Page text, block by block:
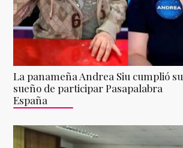
La panameña Andrea Siu cumplió su
sueño de participar Pasapalabra
España